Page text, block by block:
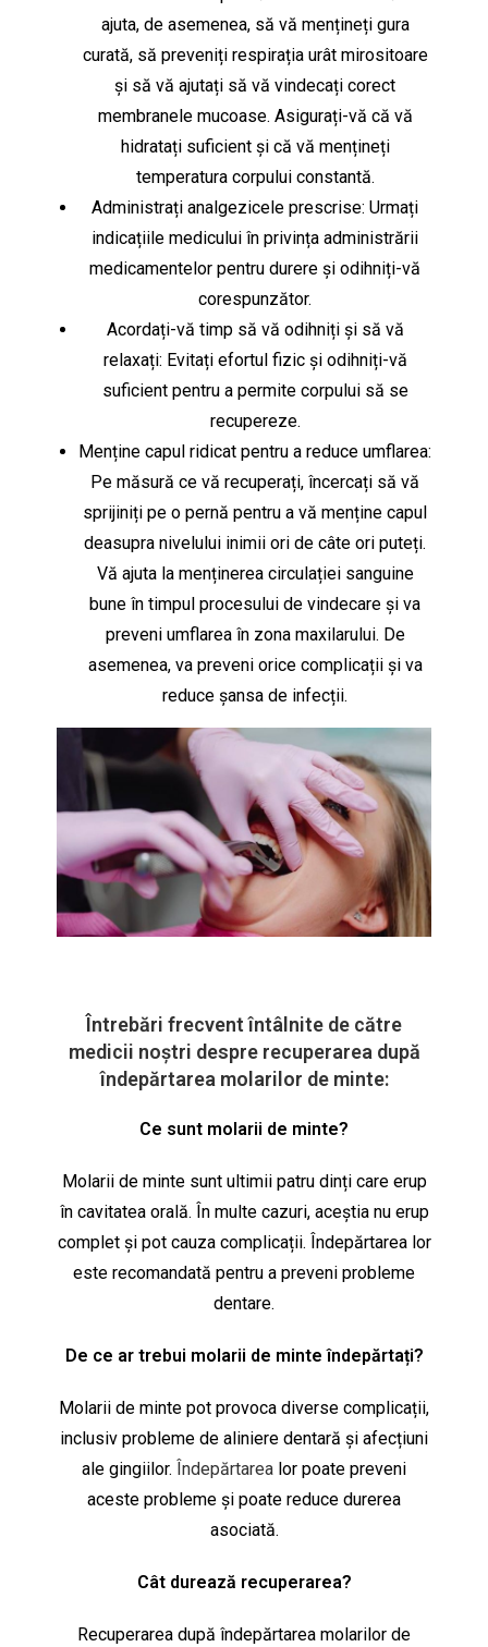
ajuta, de asemenea, să vă mențineți gura
curată, să preveniți respirația urât mirositoare
și să vă ajutați să vă vindecați corect
membranele mucoase. Asigurați-vă că vă
hidratați suficient și că vă mențineți
temperatura corpului constantă.
Administrați analgezicele prescrise: Urmați
indicațiile medicului în privința administrării
medicamentelor pentru durere și odihniți-vă
corespunzător.
Acordați-vă timp să vă odihniți și să vă
relaxați: Evitați efortul fizic și odihniți-vă
suficient pentru a permite corpului să se
recupereze.
Menține capul ridicat pentru a reduce umflarea:
Pe măsură ce vă recuperați, încercați să vă
sprijiniți pe o pernă pentru a vă menține capul
deasupra nivelului inimii ori de câte ori puteți.
Vă ajuta la menținerea circulației sanguine
bune în timpul procesului de vindecare și va
preveni umflarea în zona maxilarului. De
asemenea, va preveni orice complicații și va
reduce șansa de infecții.
Întrebări frecvent întâlnite de către
medicii noștri despre recuperarea după
îndepărtarea molarilor de minte:
Ce sunt molarii de minte?
Molarii de minte sunt ultimii patru dinți care erup
în cavitatea orală. În multe cazuri, aceștia nu erup
complet și pot cauza complicații. Îndepărtarea lor
este recomandată pentru a preveni probleme
dentare.
De ce ar trebui molarii de minte îndepărtați?
Molarii de minte pot provoca diverse complicații,
inclusiv probleme de aliniere dentară și afecțiuni
ale gingiilor. Îndepărtarea lor poate preveni
aceste probleme și poate reduce durerea
asociată.
Cât durează recuperarea?
Recuperarea după îndepărtarea molarilor de